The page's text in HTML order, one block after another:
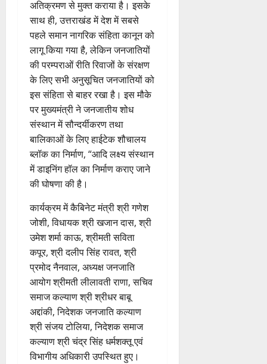
अतिक्रमण से मुक्त कराया है। इसके
साथ ही, उत्तराखंड में देश में सबसे
पहले समान नागरिक संहिता कानून को
लागू किया गया है, लेकिन जनजातियों
की परम्पराओं रीति रिवाजों के संरक्षण
के लिए सभी अनुसूचित जनजातियों को
इस संहिता से बाहर रखा है। इस मौके
पर मुख्यमंत्री ने जनजातीय शोध
संस्थान में सौन्दर्यीकरण तथा
बालिकाओं के लिए हाईटेक शौचालय
ब्लॉक का निर्माण, “आदि लक्ष्य संस्थान
में डाइनिंग हॉल का निर्माण कराए जाने
की घोषणा की है।
कार्यक्रम में कैबिनेट मंत्री श्री गणेश
जोशी, विधायक श्री खजान दास, श्री
उमेश शर्मा काऊ, श्रीमती सविता
कपूर, श्री दलीप सिंह रावत, श्री
प्रमोद नैनवाल, अध्यक्ष जनजाति
आयोग श्रीमती लीलावती राणा, सचिव
समाज कल्याण श्री श्रीधर बाबू
अद्दांकी, निदेशक जनजाति कल्याण
श्री संजय टोलिया, निदेशक समाज
कल्याण श्री चंद्र सिंह धर्मशक्तू एवं
विभागीय अधिकारी उपस्थित हुए।